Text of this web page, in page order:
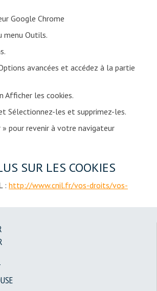
Google Chrome
menu Outils.
avancées et accédez à la partie
Afficher les cookies.
Sélectionnez-les et supprimez-les.
» pour revenir à votre navigateur
SUR LES COOKIES
: http://www.cnil.fr/vos-droits/vos-